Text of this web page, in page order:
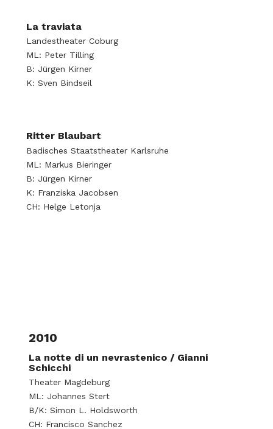
La traviata
Landestheater Coburg
ML: Peter Tilling
B: Jürgen Kirner
K: Sven Bindseil
Ritter Blaubart
Badisches Staatstheater Karlsruhe
ML: Markus Bieringer
B: Jürgen Kirner
K: Franziska Jacobsen
CH: Helge Letonja
2010
La notte di un nevrastenico / Gianni
Schicchi
Theater Magdeburg
ML: Johannes Stert
B/K: Simon L. Holdsworth
CH: Francisco Sanchez